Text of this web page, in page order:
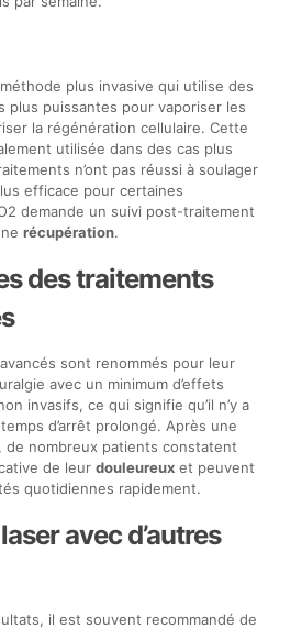
plus invasive qui utilise des
plus puissantes pour vaporiser les
la régénération cellulaire. Cette
utilisée dans des cas plus
n’ont pas réussi à soulager
efficace pour certaines
demande un suivi post-traitement
récupération.
des traitements
sont renommés pour leur
avec un minimum d’effets
invasifs, ce qui signifie qu’il n’y a
d’arrêt prolongé. Après une
de nombreux patients constatent
de leur douleureuxet peuvent
quotidiennes rapidement.
avec d’autres
il est souvent recommandé de